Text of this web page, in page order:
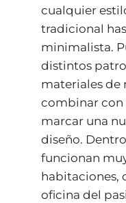
cualquier
tradicional
minimalista.
distintos
materiales de
combinar con
marcar una
diseño.
funcionan
habitaciones,
oficina del